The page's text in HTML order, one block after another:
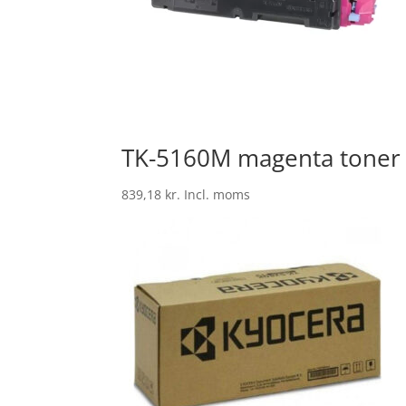
TK-5160M magenta toner
839,18 kr. Incl. moms